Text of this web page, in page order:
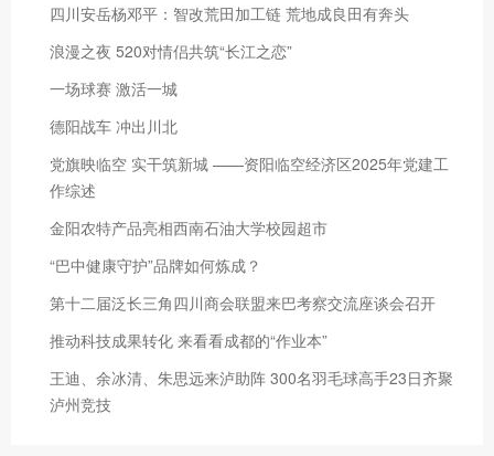
四川安岳杨邓平：智改荒田加工链 荒地成良田有奔头
浪漫之夜 520对情侣共筑“长江之恋”
一场球赛 激活一城
德阳战车 冲出川北
党旗映临空 实干筑新城 ——资阳临空经济区2025年党建工
作综述
金阳农特产品亮相西南石油大学校园超市
“巴中健康守护”品牌如何炼成？
第十二届泛长三角四川商会联盟来巴考察交流座谈会召开
推动科技成果转化 来看看成都的“作业本”
王迪、余冰清、朱思远来泸助阵 300名羽毛球高手23日齐聚
泸州竞技